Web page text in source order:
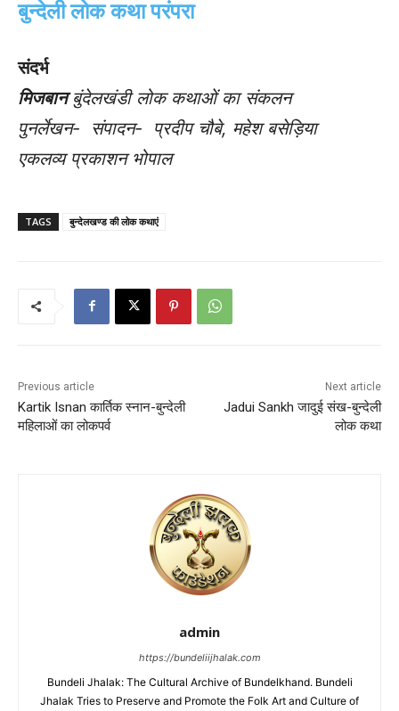
बुन्देली लोक कथा परंपरा
संदर्भ
मिजबानबुंदेलखंडी लोक कथाओं का संकलन
पुनर्लेखन- संपादन- प्रदीप चौबे, महेश बसेड़िया
एकलव्य प्रकाशन भोपाल
TAGS बुन्देलखण्ड की लोक कथाएं
Previous article
Kartik Isnan कार्तिक स्नान-बुन्देली
महिलाओं का लोकपर्व
Next article
Jadui Sankh जादुई संख-बुन्देली
लोक कथा
admin
https://bundeliijhalak.com
Bundeli Jhalak: The Cultural Archive of Bundelkhand. Bundeli
Jhalak Tries to Preserve and Promote the Folk Art and Culture of